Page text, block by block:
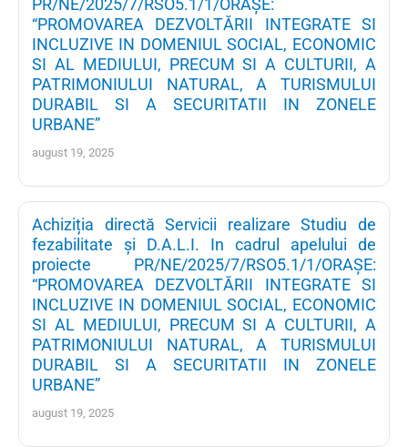
“PROMOVAREA DEZVOLTĂRII INTEGRATE SI
INCLUZIVE IN DOMENIUL SOCIAL, ECONOMIC
SI AL MEDIULUI, PRECUM SI A CULTURII, A
PATRIMONIULUI NATURAL, A TURISMULUI
DURABIL SI A SECURITATII IN ZONELE
URBANE”
august 19, 2025
Achiziția directă Servicii realizare Studiu de
fezabilitate și D.A.L.I. In cadrul apelului de
proiecte PR/NE/2025/7/RSO5.1/1/ORAȘE:
“PROMOVAREA DEZVOLTĂRII INTEGRATE SI
INCLUZIVE IN DOMENIUL SOCIAL, ECONOMIC
SI AL MEDIULUI, PRECUM SI A CULTURII, A
PATRIMONIULUI NATURAL, A TURISMULUI
DURABIL SI A SECURITATII IN ZONELE
URBANE”
august 19, 2025